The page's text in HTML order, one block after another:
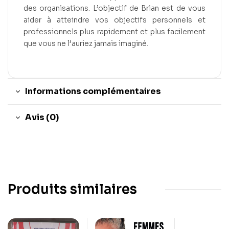
des organisations. L’objectif de Brian est de vous
aider à atteindre vos objectifs personnels et
professionnels plus rapidement et plus facilement
que vous ne l’auriez jamais imaginé.
Informations complémentaires
Avis (0)
Produits similaires